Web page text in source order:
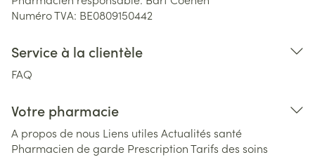
Numéro TVA: BE0809150442
Service à la clientèle
FAQ
Votre pharmacie
A propos de nous Liens utiles Actualités santé
Pharmacien de garde PrescriptionTarifs des soins